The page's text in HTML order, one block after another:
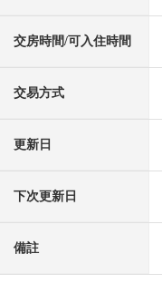
交房時間/可入住時間
交易方式
更新日
下次更新日
備註